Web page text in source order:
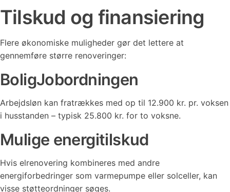
Tilskud og finansiering
Flere økonomiske muligheder gør det lettere at
gennemføre større renoveringer:
BoligJobordningen
Arbejdsløn kan fratrækkes med op til 12.900 kr. pr. voksen
i husstanden – typisk 25.800 kr. for to voksne.
Mulige energitilskud
Hvis elrenovering kombineres med andre
energiforbedringer som varmepumpe eller solceller, kan
visse støtteordninger søges.